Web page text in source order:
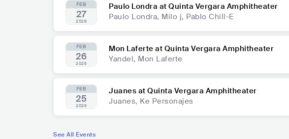
FEB
27
2026
Paulo Londra at Quinta Vergara Amphitheater
Paulo Londra, Milo j, Pablo Chill-E
FEB
26
2026
Mon Laferte at Quinta Vergara Amphitheater
Yandel, Mon Laferte
FEB
25
2026
Juanes at Quinta Vergara Amphitheater
Juanes, Ke Personajes
See All Events